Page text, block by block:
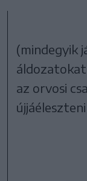
(mindegyik
az orvosi